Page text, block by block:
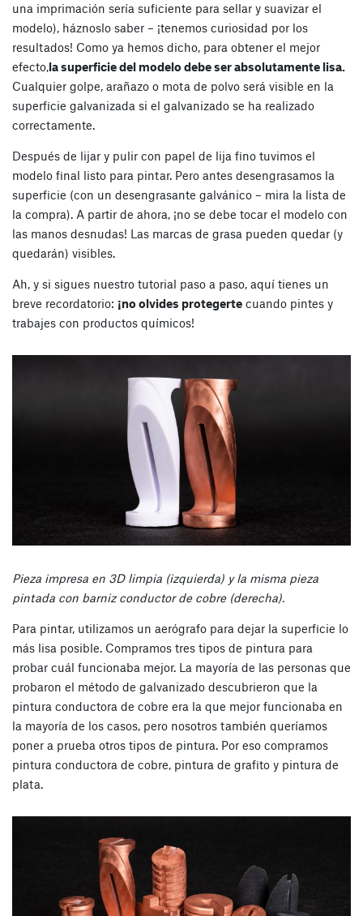
una imprimación sería suficiente para sellar y suavizar el
modelo), háznoslo saber – ¡tenemos curiosidad por los
resultados! Como ya hemos dicho, para obtener el mejor
efecto,la superficie del modelo debe ser absolutamente lisa.
Cualquier golpe, arañazo o mota de polvo será visible en la
superficie galvanizada si el galvanizado se ha realizado
correctamente.
Después de lijar y pulir con papel de lija fino tuvimos el
modelo final listo para pintar. Pero antes desengrasamos la
superficie (con un desengrasante galvánico – mira la lista de
la compra). A partir de ahora, ¡no se debe tocar el modelo con
las manos desnudas! Las marcas de grasa pueden quedar (y
quedarán) visibles.
Ah, y si sigues nuestro tutorial paso a paso, aquí tienes un
breve recordatorio: ¡no olvides protegerte cuando pintes y
trabajes con productos químicos!
Pieza impresa en 3D limpia (izquierda) y la misma pieza
pintada con barniz conductor de cobre (derecha).
Para pintar, utilizamos un aerógrafo para dejar la superficie lo
más lisa posible. Compramos tres tipos de pintura para
probar cuál funcionaba mejor. La mayoría de las personas que
probaron el método de galvanizado descubrieron que la
pintura conductora de cobre era la que mejor funcionaba en
la mayoría de los casos, pero nosotros también queríamos
poner a prueba otros tipos de pintura. Por eso compramos
pintura conductora de cobre, pintura de grafito y pintura de
plata.